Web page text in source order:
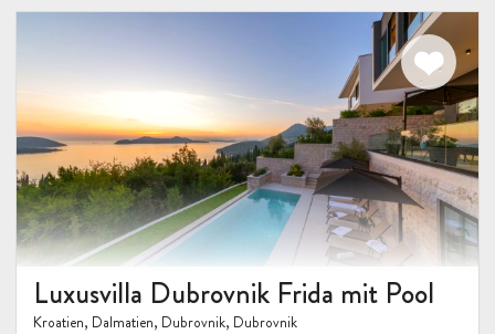
Luxusvilla Dubrovnik Frida mit Pool
Kroatien, Dalmatien, Dubrovnik, Dubrovnik